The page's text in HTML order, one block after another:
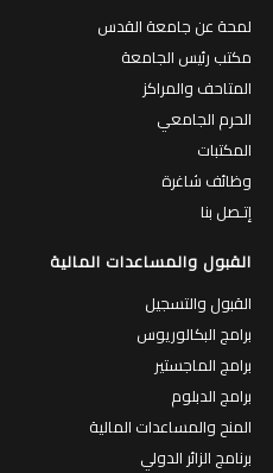
لمحة عن جامعة القدس
مكتب رئيس الجامعة
المتاحف والمراكز
الحرم الجامعي
المكتبات
وظائف شاغرة
إتـصل بنا
القبول والمساعدات المالية
القبول والتسجيل
برامج البكالوريوس
برامج الماجستير
برامج الدبلوم
المنح والمساعدات المالية
برنامج الزائر الدولي